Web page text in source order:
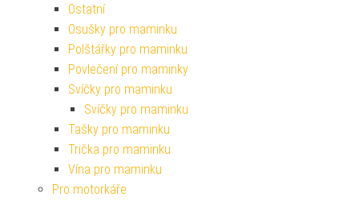
Ostatní
Osušky pro maminku
Polštářky pro maminku
Povlečení pro maminky
Svíčky pro maminku
Svíčky pro maminku
Tašky pro maminku
Trička pro maminku
Vína pro maminku
Pro motorkáře